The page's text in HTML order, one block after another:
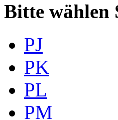
Bitte wählen
PJ
PK
PL
PM